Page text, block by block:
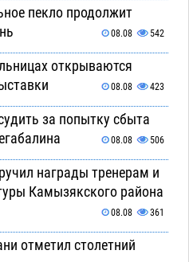
пекло продолжит
08.08 542
открываются
08.08 423
за попытку сбыта
08.08 506
награды тренерам и
Камызякского района
08.08 361
отметил столетний